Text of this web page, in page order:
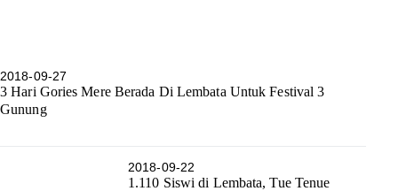
2018-09-27
3 Hari Gories Mere Berada Di Lembata Untuk Festival 3
Gunung
2018-09-22
1.110 Siswi di Lembata, Tue Tenue